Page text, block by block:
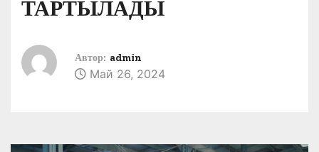
ТАРТЫЛАДЫ
Автор: admin
Май 26, 2024